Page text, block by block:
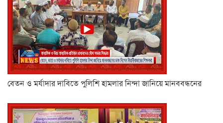
বেতন ও মর্যাদার দাবিতে পুলিশি হামলার নিন্দা জানিয়ে মানববন্ধনের